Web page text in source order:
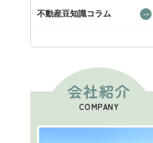
不動産豆知識コラム
会社紹介
COMPANY